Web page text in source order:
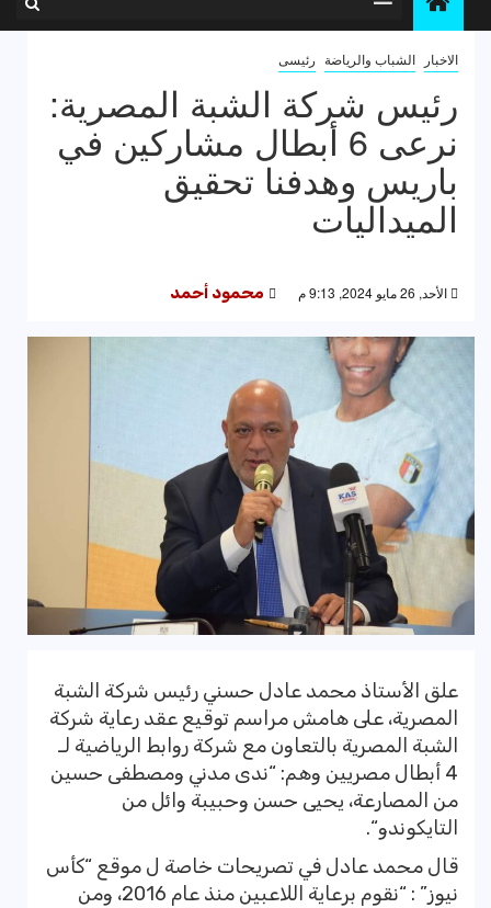
الاخبار الشباب والرياضة رئيسى
رئيس شركة الشبة المصرية:
نرعى 6 أبطال مشاركين في
باريس وهدفنا تحقيق
الميداليات
الأحد, 26 مايو 2024, 9:13 م محمود أحمد
علق الأستاذ محمد عادل حسني رئيس شركة الشبة
المصرية، على هامش مراسم توقيع عقد رعاية شركة
الشبة المصرية بالتعاون مع شركة روابط الرياضية لـ
4 أبطال مصريين وهم: “ندى مدني ومصطفى حسين
من المصارعة، يحيى حسن وحبيبة وائل من
التايكوندو“.
قال محمد عادل في تصريحات خاصة ل موقع “كأس
نيوز” : “نقوم برعاية اللاعبين منذ عام 2016، ومن